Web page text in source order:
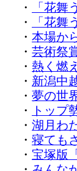
・
「花舞
・
「花舞
・ 本場か
・ 芸術祭
・ 熱く燃
・ 新潟中
・ 夢の世
・
トップ
・ 湖月わ
・ 寝ても
・ 宝塚版